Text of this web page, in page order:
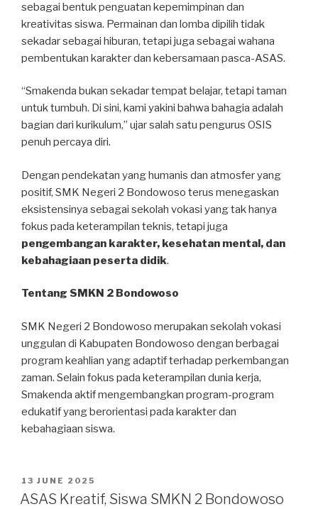
sebagai bentuk penguatan kepemimpinan dan
kreativitas siswa. Permainan dan lomba dipilih tidak
sekadar sebagai hiburan, tetapi juga sebagai wahana
pembentukan karakter dan kebersamaan pasca-ASAS.
“Smakenda bukan sekadar tempat belajar, tetapi taman
untuk tumbuh. Di sini, kami yakini bahwa bahagia adalah
bagian dari kurikulum,” ujar salah satu pengurus OSIS
penuh percaya diri.
Dengan pendekatan yang humanis dan atmosfer yang
positif, SMK Negeri 2 Bondowoso terus menegaskan
eksistensinya sebagai sekolah vokasi yang tak hanya
fokus pada keterampilan teknis, tetapi juga
pengembangan karakter, kesehatan mental, dan
kebahagiaan peserta didik.
Tentang SMKN 2 Bondowoso
SMK Negeri 2 Bondowoso merupakan sekolah vokasi
unggulan di Kabupaten Bondowoso dengan berbagai
program keahlian yang adaptif terhadap perkembangan
zaman. Selain fokus pada keterampilan dunia kerja,
Smakenda aktif mengembangkan program-program
edukatif yang berorientasi pada karakter dan
kebahagiaan siswa.
13 JUNE 2025
ASAS Kreatif, Siswa SMKN 2 Bondowoso